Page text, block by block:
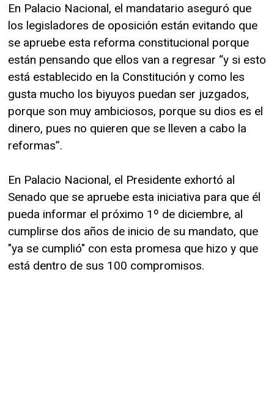
En Palacio Nacional, el mandatario aseguró que
los legisladores de oposición están evitando que
se apruebe esta reforma constitucional porque
están pensando que ellos van a regresar “y si esto
está establecido en la Constitución y como les
gusta mucho los biyuyos puedan ser juzgados,
porque son muy ambiciosos, porque su dios es el
dinero, pues no quieren que se lleven a cabo la
reformas”.
En Palacio Nacional, el Presidente exhortó al
Senado que se apruebe esta iniciativa para que él
pueda informar el próximo 1º de diciembre, al
cumplirse dos años de inicio de su mandato, que
"ya se cumplió" con esta promesa que hizo y que
está dentro de sus 100 compromisos.